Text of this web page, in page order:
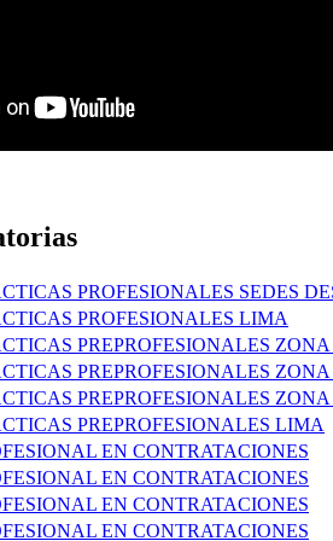
PROFESIONALES SEDES
PROFESIONALES LIMA
PREPROFESIONALES ZONA
PREPROFESIONALES ZONA
PREPROFESIONALES ZONA
PREPROFESIONALES LIMA
EN CONTRATACIONES
EN CONTRATACIONES
EN CONTRATACIONES
EN CONTRATACIONES